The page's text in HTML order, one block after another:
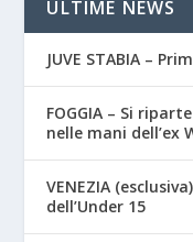
ULTIME NEWS
JUVE STABIA –
FOGGIA – Si
nelle mani dell’ex
VENEZIA
dell’Under 15